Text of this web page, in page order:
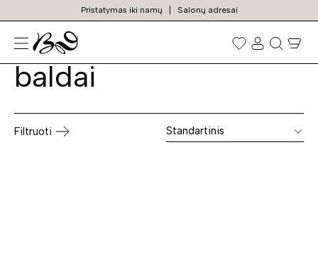
Pristatymas iki namų Salonų adresai
Prekių
paieška
Rudi miegamojo
baldai
Filtruoti Standartinis